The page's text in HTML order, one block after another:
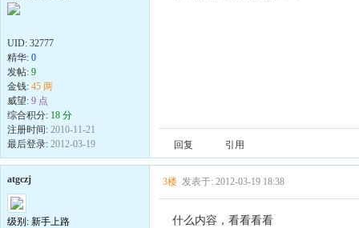
UID: 32777
精华: 0
发帖: 9
金钱: 45 两
威望: 9 点
综合积分: 18 分
注册时间: 2010-11-21
最后登录: 2012-03-19 回复 引用
atgczj
级别: 新手上路
3楼 发表于: 2012-03-19 18:38
什么内容，看看看看